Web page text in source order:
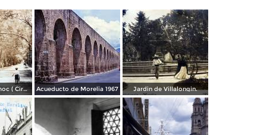
Parque Cuahutemoc ( Circulada el 24 de Junio de 1938 ). Acueducto de Morelia 1967 Jardin de Villalongin.